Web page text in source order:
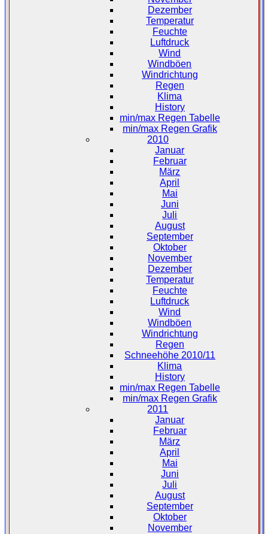
Dezember
Temperatur
Feuchte
Luftdruck
Wind
Windböen
Windrichtung
Regen
Klima
History
min/max Regen Tabelle
min/max Regen Grafik
2010
Januar
Februar
März
April
Mai
Juni
Juli
August
September
Oktober
November
Dezember
Temperatur
Feuchte
Luftdruck
Wind
Windböen
Windrichtung
Regen
Schneehöhe 2010/11
Klima
History
min/max Regen Tabelle
min/max Regen Grafik
2011
Januar
Februar
März
April
Mai
Juni
Juli
August
September
Oktober
November